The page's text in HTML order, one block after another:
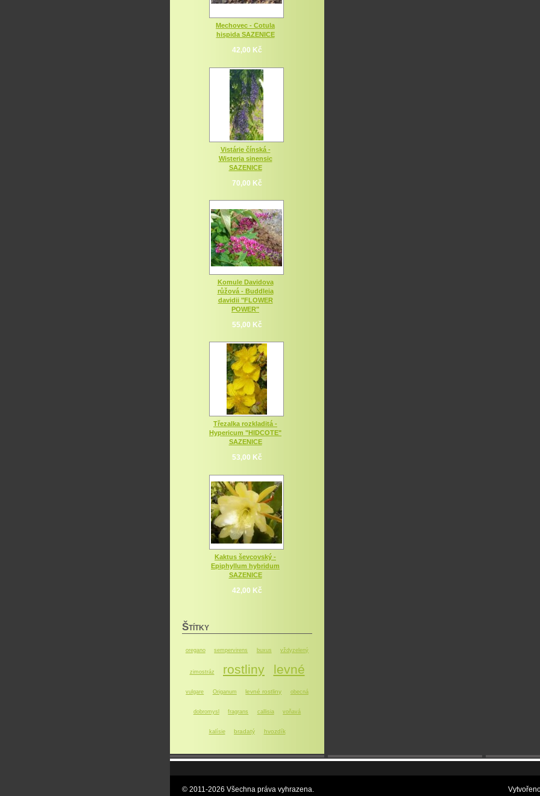
Mechovec - Cotula
hispida SAZENICE
42,00 Kč
Vistárie čínská -
Wisteria sinensic
SAZENICE
70,00 Kč
Komule Davidova
růžová - Buddleia
davidii "FLOWER
POWER"
55,00 Kč
Třezalka rozkladitá -
Hypericum "HIDCOTE"
SAZENICE
53,00 Kč
Kaktus ševcovský -
Epiphyllum hybridum
SAZENICE
42,00 Kč
ŠTÍTKY
oregano sempervirens buxus vždyzelený
zimostráz rostliny levné
vulgare Origanum levné rostliny obecná
dobromysl fragrans callisia voňavá
kalísie bradatý hvozdík
© 2011-2026 Všechna práva vyhrazena.